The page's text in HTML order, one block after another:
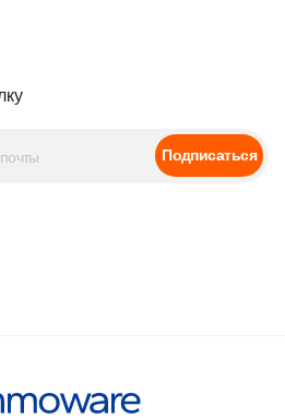
Подписаться